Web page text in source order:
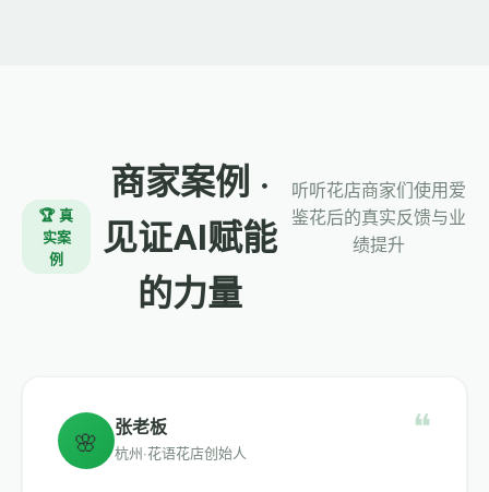
🏆 真
实案
例
商家案例 ·
见证AI赋能
的力量
听听花店商家们使用爱
鉴花后的真实反馈与业
绩提升
🌸 张老板
杭州·花语花店创始人
❝